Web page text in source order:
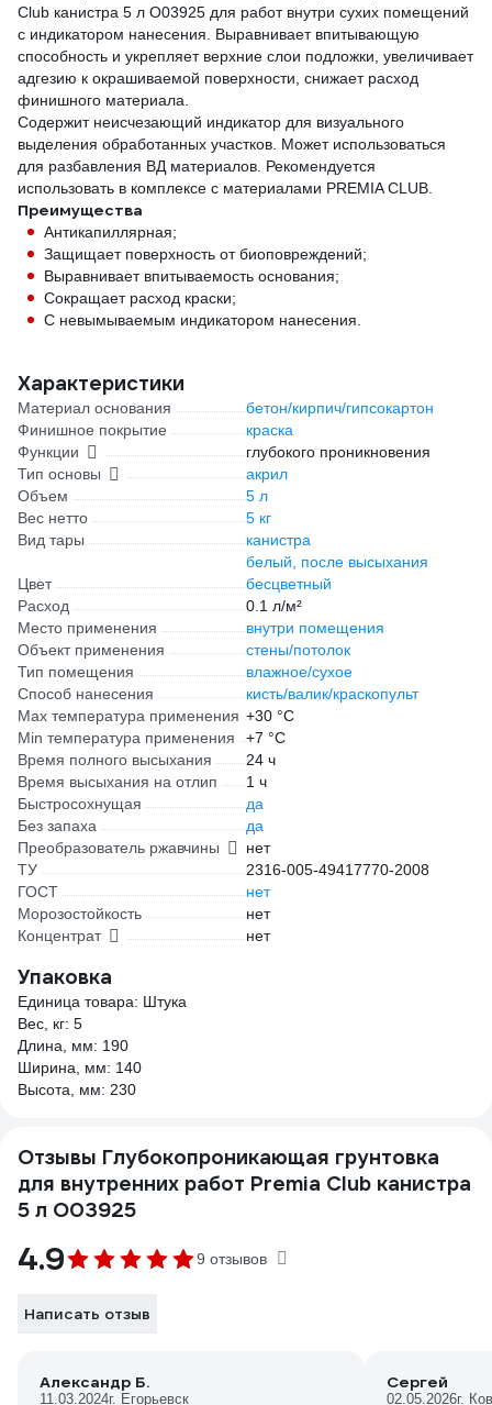
Club канистра 5 л О03925 для работ внутри сухих помещений
с индикатором нанесения. Выравнивает впитывающую
способность и укрепляет верхние слои подложки, увеличивает
адгезию к окрашиваемой поверхности, снижает расход
финишного материала.
Содержит неисчезающий индикатор для визуального
выделения обработанных участков. Может использоваться
для разбавления ВД материалов. Рекомендуется
использовать в комплексе с материалами PREMIA CLUB.
Преимущества
Антикапиллярная;
Защищает поверхность от биоповреждений;
Выравнивает впитываемость основания;
Сокращает расход краски;
С невымываемым индикатором нанесения.
Характеристики
Материал основания
бетон/кирпич/гипсокартон
Финишное покрытие
краска
Функции
глубокого проникновения
Тип основы
акрил
Объем
5 л
Вес нетто
5 кг
Вид тары
канистра
Цвет
белый, после высыхания
бесцветный
Расход
0.1 л/м²
Место применения
внутри помещения
Объект применения
стены/потолок
Тип помещения
влажное/сухое
Способ нанесения
кисть/валик/краскопульт
Max температура применения +30 °С
Min температура применения
+7 °С
Время полного высыхания
24 ч
Время высыхания на отлип
1 ч
Быстросохнущая
да
Без запаха
да
Преобразователь ржавчины
нет
ТУ
2316-005-49417770-2008
ГОСТ
нет
Морозостойкость
нет
Концентрат
нет
Упаковка
Единица товара: Штука
Вес, кг: 5
Длина, мм: 190
Ширина, мм: 140
Высота, мм: 230
Отзывы Глубокопроникающая грунтовка
для внутренних работ Premia Club канистра
5 л О03925
4.9 9 отзывов
Написать отзыв
Александр Б.
11.03.2024г. Егорьевск
Сергей
02.05.2026г.